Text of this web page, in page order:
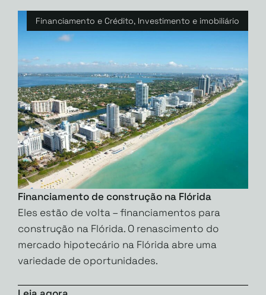
Financiamento e Crédito, Investimento e imobiliário
Financiamento de construção na Flórida
Eles estão de volta – financiamentos para
construção na Flórida. O renascimento do
mercado hipotecário na Flórida abre uma
variedade de oportunidades.